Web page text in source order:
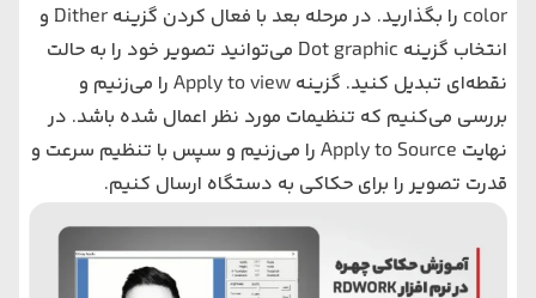
color را بگذارید. در مرحله بعد با فعال کردن گزینه Dither و
انتخاب گزینه Dot graphic می‌توانید تصویر خود را به حالت
نقطه‌ای تبدیل کنید. گزینه Apply to view را می‌زنیم و
بررسی می‌کنیم که تنظیمات مورد نظر اعمال شده باشد. در
نهایت Apply to Source را می‌زنیم و سپس با تنظیم سرعت و
قدرت تصویر را برای حکاکی به دستگاه ارسال ‌کنیم.